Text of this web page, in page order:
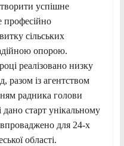
успішне
професійно
сільських
опорою.
реалізовано низку
разом із агентством
радника голови
старт унікальному
для 24-х
області.